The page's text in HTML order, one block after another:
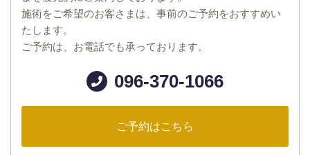
施術をご希望のお客さまは、事前のご予約をおすすめい
たします。
ご予約は、お電話でも承っております。
096-370-1066
ご予約はこちら